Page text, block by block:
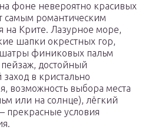
фоне невероятно красивых
самым романтическим
на Крите. Лазурное море,
шапки окрестных гор,
финиковых пальм
достойный
в кристально
возможность выбора места
или на солнце), лёгкий
прекрасные условия